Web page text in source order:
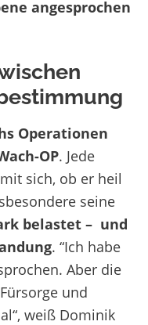
angesprochen
Operationen
OP. Jede
sich, ob er heil
seine
belastet – und
. “Ich habe
Aber die
und
weiß Dominik